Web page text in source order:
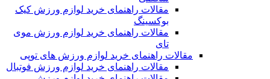
مقالات راهنمای خرید لوازم ورزش کیک
بوکسینگ
مقالات راهنمای خرید لوازم ورزش موی
تای
مقالات راهنمای خرید لوازم ورزش های توپی
مقالات راهنمای خرید لوازم ورزش فوتبال